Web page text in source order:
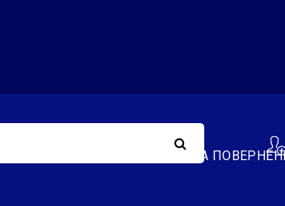
ОБМІН ТА